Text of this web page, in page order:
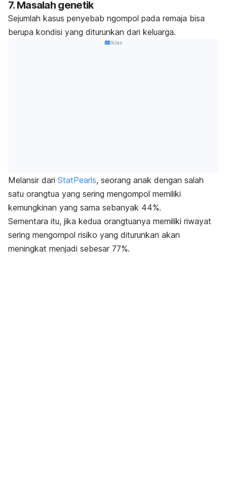
7. Masalah genetik
Sejumlah kasus penyebab ngompol pada remaja bisa
berupa kondisi yang diturunkan dari keluarga.
Iklan
Melansir dari StatPearls, seorang anak dengan salah
satu orangtua yang sering mengompol memiliki
kemungkinan yang sama sebanyak 44%.
Sementara itu, jika kedua orangtuanya memiliki riwayat
sering mengompol risiko yang diturunkan akan
meningkat menjadi sebesar 77%.